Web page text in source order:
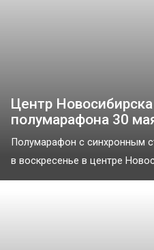
Центр
полумарафона 30
Полумарафон с синхронным
в воскресенье в центре